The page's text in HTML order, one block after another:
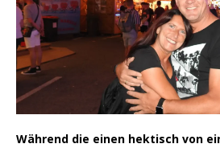
Während die einen hektisch von